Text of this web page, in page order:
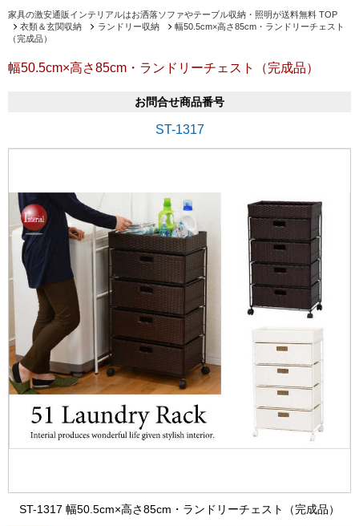
家具の激安通販インテリアルはお洒落ソファやテーブル収納・照明が送料無料 TOP
衣類＆玄関収納
ランドリー収納
幅50.5cm×高さ85cm・ランドリーチェスト
（完成品）
幅50.5cm×高さ85cm・ランドリーチェスト（完成品）
お問合せ商品番号
ST-1317
ST-1317 幅50.5cm×高さ85cm・ランドリーチェスト（完成品）